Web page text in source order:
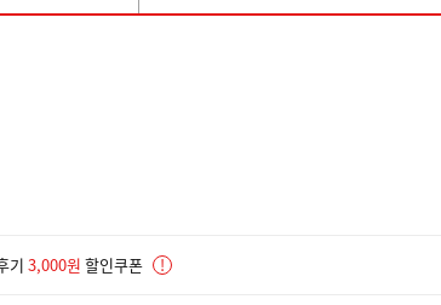
기 3,000원 할인쿠폰 !